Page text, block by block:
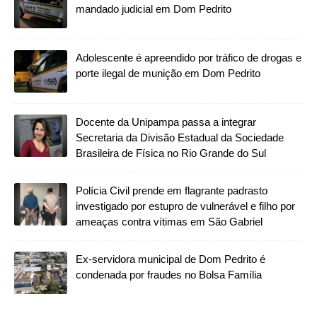
mandado judicial em Dom Pedrito
Adolescente é apreendido por tráfico de drogas e
porte ilegal de munição em Dom Pedrito
Docente da Unipampa passa a integrar
Secretaria da Divisão Estadual da Sociedade
Brasileira de Física no Rio Grande do Sul
Polícia Civil prende em flagrante padrasto
investigado por estupro de vulnerável e filho por
ameaças contra vítimas em São Gabriel
Ex-servidora municipal de Dom Pedrito é
condenada por fraudes no Bolsa Família